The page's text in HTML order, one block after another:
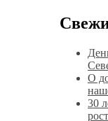
О
30